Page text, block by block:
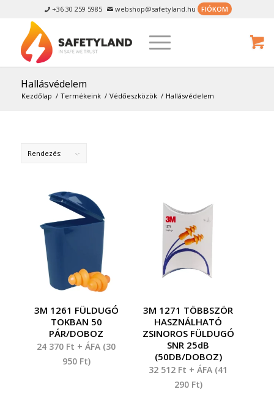
 +36 30 259 5985  webshop@safetyland.hu FIÓKOM
Hallásvédelem
Kezdőlap / Termékeink / Védőeszközök / Hallásvédelem
Rendezés:
3M 1261 FÜLDUGÓ
TOKBAN 50
PÁR/DOBOZ
24 370 Ft + ÁFA (30
950 Ft)
3M 1271 TÖBBSZÖR
HASZNÁLHATÓ
ZSINOROS FÜLDUGÓ
SNR 25dB
(50DB/DOBOZ)
32 512 Ft + ÁFA (41
290 Ft)